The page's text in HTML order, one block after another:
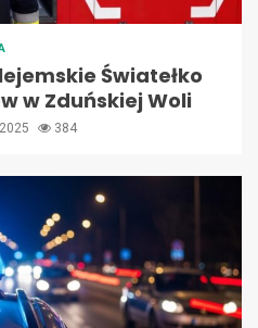
Światełko
w Zduńskiej Woli
384